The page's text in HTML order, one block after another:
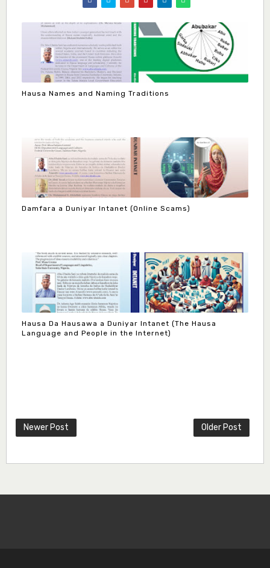
Hausa Names and Naming Traditions
Damfara a Duniyar Intanet (Online Scams)
Hausa Da Hausawa a Duniyar Intanet (The Hausa
Language and People in the Internet)
Newer Post Older Post